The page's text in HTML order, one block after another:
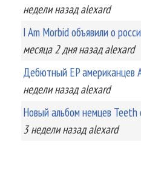
неделиназад alexard
I Am Morbid объявили о
месяца 2 дняназад alexard
Дебютный EP американцев
неделиназад alexard
Новый альбом немцев Teeth
3 неделиназад alexard